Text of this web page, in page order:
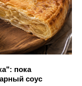
пока
соус